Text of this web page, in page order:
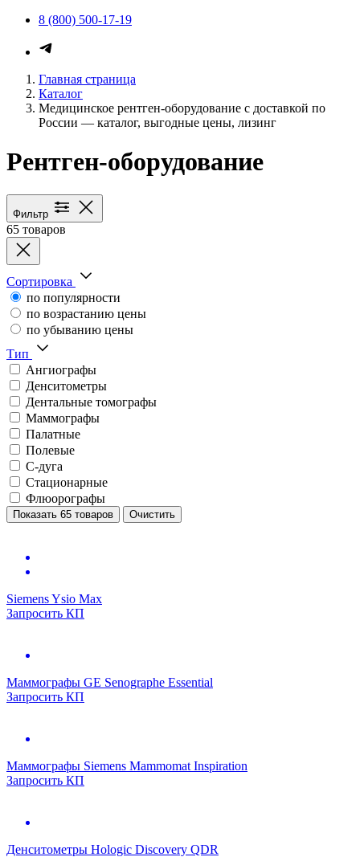
8 (800) 500-17-19
Главная страница
Каталог
Медицинское рентген-оборудование с доставкой по
России — каталог, выгодные цены, лизинг
Рентген-оборудование
Каталог медицинского
Фильтр
65 товаров
Сортировка
по популярности
по возрастанию цены
по убыванию цены
Тип
Ангиографы
Денситометры
Дентальные томографы
Маммографы
Палатные
Полевые
С-дуга
Стационарные
Флюорографы
Показать 65 товаров Очистить
Siemens Ysio Max
Запросить КП
Маммографы GE Senographe Essential
Запросить КП
Маммографы Siemens Mammomat Inspiration
Запросить КП
Денситометры Hologic Discovery QDR